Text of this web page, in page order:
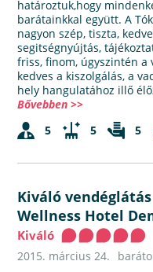
határoztuk,hogy
barátainkkal együtt. A
nagyon szép, tiszta,
segitségnyújtás,
friss, finom, úgyszintén a
kedves a kiszolgálás, a
hely hangulatához illő
Bővebben >>
5
5 5
Kiváló vendéglátás
Wellness Hotel
Kiváló
2015. március 24.